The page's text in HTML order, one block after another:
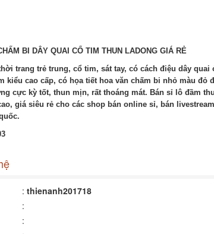
BI DÂY QUAI CỔ TIM THUN LADONG GIÁ RẺ
trang trẻ trung, cổ tim, sát tay, có cách điệu dây
kiểu cao cấp, có họa tiết hoa văn chấm bi nhỏ màu
cực kỳ tốt, thun mịn, rất thoáng mát. Bán sỉ lô đầm
giá siêu rẻ cho các shop bán online sỉ, bán
: thienanh201718
:
: